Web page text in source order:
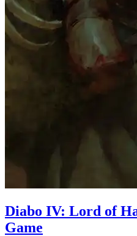
Diabo IV: Lord of
Game